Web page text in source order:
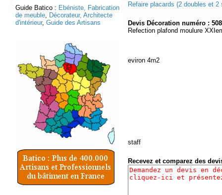
Guide Batico : Ebéniste, Fabrication
de meuble, Décorateur, Architecte
d'intérieur, Guide des Artisans
Refaire placards (2 doubles et
Devis Décoration numéro :
Refection plafond moulure
eviron 4m2
staff
Recevez et comparez des